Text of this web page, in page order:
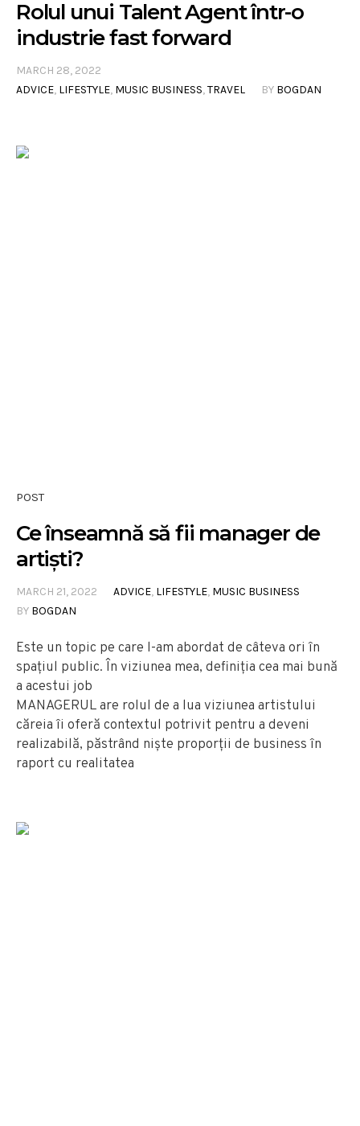
Rolul unui Talent Agent într-o
industrie fast forward
MARCH 28, 2022
ADVICE, LIFESTYLE, MUSIC BUSINESS,TRAVEL BY BOGDAN
POST
Ce înseamnă să fii manager de
artiști?
MARCH 21, 2022 ADVICE, LIFESTYLE, MUSIC BUSINESS
BY BOGDAN
Este un topic pe care l-am abordat de câteva ori în
spațiul public. În viziunea mea, definiția cea mai bună
a acestui job
MANAGERUL are rolul de a lua viziunea artistului
căreia îi oferă contextul potrivit pentru a deveni
realizabilă, păstrând niște proporții de business în
raport cu realitatea